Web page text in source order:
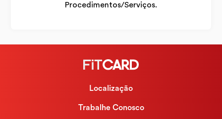
Procedimentos/Serviços.
Localização
Trabalhe Conosco